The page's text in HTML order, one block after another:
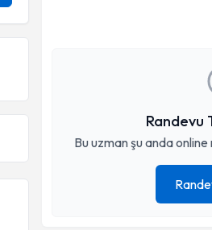
Randevu
Bu uzman şu anda